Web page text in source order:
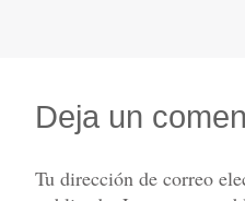
Deja un
Tu dirección de correo